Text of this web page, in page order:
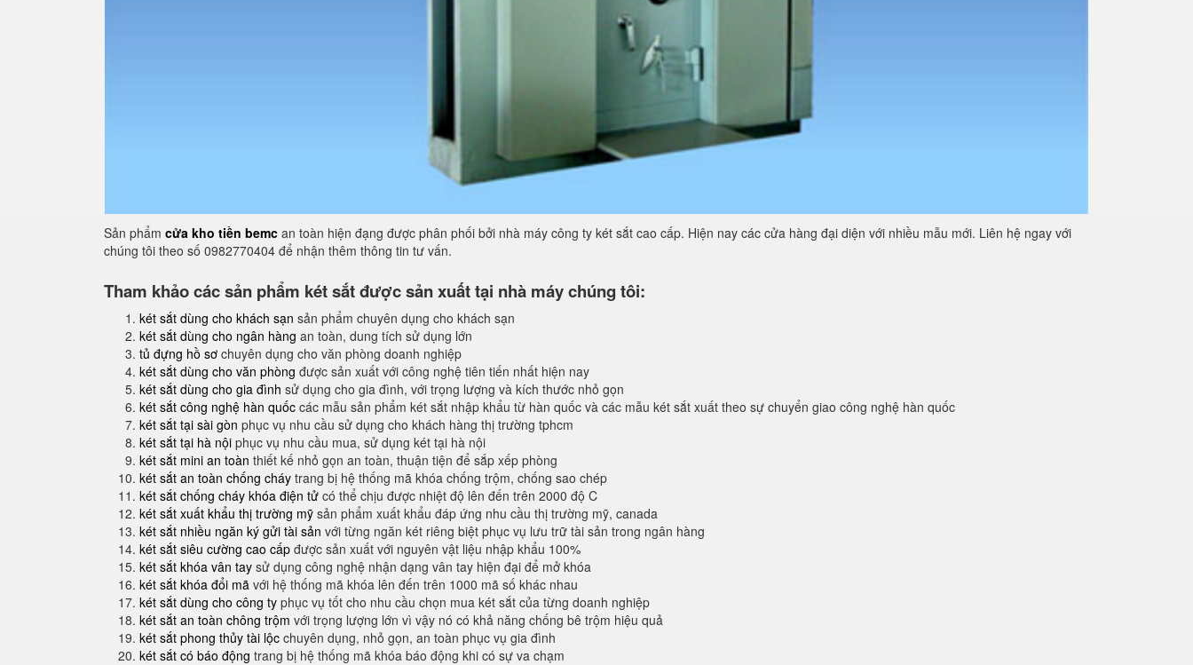
Sản phẩm cửa kho tiền bemc an toàn hiện đạng được phân phối bởi nhà máy công ty két sắt cao cấp. Hiện nay các cửa hàng đại diện với nhiều mẫu mới. Liên hệ ngay với
chúng tôi theo số 0982770404 để nhận thêm thông tin tư vấn.
Tham khảo các sản phẩm két sắt được sản xuất tại nhà máy chúng tôi:
két sắt dùng cho khách sạn sản phẩm chuyên dụng cho khách sạn
két sắt dùng cho ngân hàng an toàn, dung tích sử dụng lớn
tủ đựng hồ sơ chuyên dụng cho văn phòng doanh nghiệp
két sắt dùng cho văn phòng được sản xuất với công nghệ tiên tiến nhất hiện nay
két sắt dùng cho gia đình sử dụng cho gia đình, với trọng lượng và kích thước nhỏ gọn
két sắt công nghệ hàn quốc các mẫu sản phẩm két sắt nhập khẩu từ hàn quốc và các mẫu két sắt xuất theo sự chuyển giao công nghệ hàn quốc
két sắt tại sài gòn phục vụ nhu cầu sử dụng cho khách hàng thị trường tphcm
két sắt tại hà nội phục vụ nhu cầu mua, sử dụng két tại hà nội
két sắt mini an toàn thiết kế nhỏ gọn an toàn, thuận tiện để sắp xếp phòng
két sắt an toàn chống cháy trang bị hệ thống mã khóa chống trộm, chống sao chép
két sắt chống cháy khóa điện tử có thể chịu được nhiệt độ lên đến trên 2000 độ C
két sắt xuất khẩu thị trường mỹ sản phẩm xuất khẩu đáp ứng nhu cầu thị trường mỹ, canada
két sắt nhiều ngăn ký gửi tài sản với từng ngăn két riêng biệt phục vụ lưu trữ tài sản trong ngân hàng
két sắt siêu cường cao cấp được sản xuất với nguyên vật liệu nhập khẩu 100%
két sắt khóa vân tay sử dụng công nghệ nhận dạng vân tay hiện đại để mở khóa
két sắt khóa đổi mã với hệ thống mã khóa lên đến trên 1000 mã số khác nhau
két sắt dùng cho công ty phục vụ tốt cho nhu cầu chọn mua két sắt của từng doanh nghiệp
két sắt an toàn chông trộm với trọng lượng lớn vì vậy nó có khả năng chống bê trộm hiệu quả
két sắt phong thủy tài lộc chuyên dụng, nhỏ gọn, an toàn phục vụ gia đình
két sắt có báo động trang bị hệ thống mã khóa báo động khi có sự va chạm